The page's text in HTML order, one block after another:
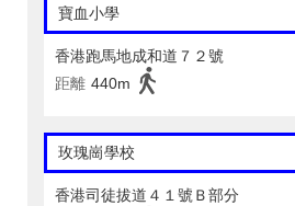
寶血小學
香港跑馬地成和道７２號
距離 440m
玫瑰崗學校
香港司徒拔道４１號Ｂ部分